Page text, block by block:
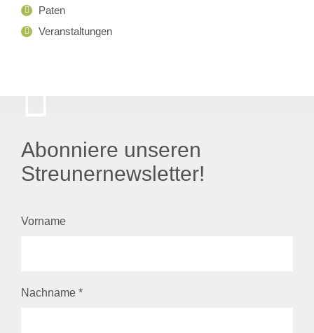
Paten
Veranstaltungen
Abonniere unseren
Streunernewsletter!
Vorname
Nachname *